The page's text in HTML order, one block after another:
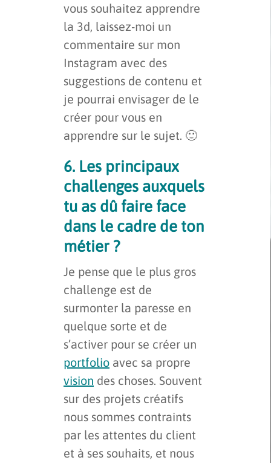
vous souhaitez apprendre
la 3d, laissez-moi un
commentaire sur mon
Instagram avec des
suggestions de contenu et
je pourrai envisager de le
créer pour vous en
apprendre sur le sujet. 🙂
6. Les principaux
challenges auxquels
tu as dû faire face
dans le cadre de ton
métier ?
Je pense que le plus gros
challenge est de
surmonter la paresse en
quelque sorte et de
s’activer pour se créer un
portfolio avec sa propre
vision des choses. Souvent
sur des projets créatifs
nous sommes contraints
par les attentes du client
et à ses souhaits, et nous